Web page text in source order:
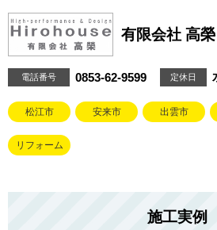
有限会社 高
電話番号 0853-62-9599 定休日
松江市 安来市 出雲市
リフォーム
施工実例